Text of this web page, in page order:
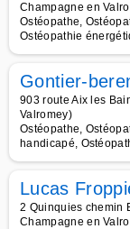
Champagne en
Ostéopathe,
Ostéopathie
Gontier-
903 route Aix les
Valromey)
Ostéopathe,
handicapé,
Lucas
2 Quinquies chemin
Champagne en